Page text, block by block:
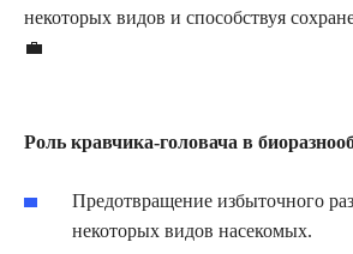
некоторых видов и способствуя
💼
Роль кравчика-головача в
Предотвращение избыточного
некоторых видов насекомых.